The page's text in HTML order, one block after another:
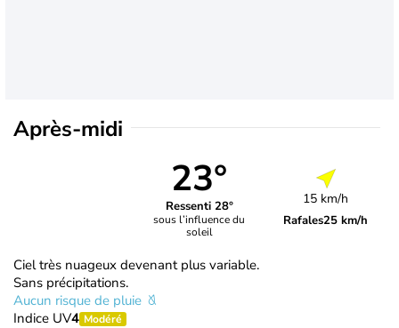
Après-midi
23°
Ressenti 28°
sous l’influence du
soleil
15 km/h
Rafales25 km/h
Ciel très nuageux devenant plus variable.
Sans précipitations.
Aucun risque de pluie
Indice UV4 Modéré